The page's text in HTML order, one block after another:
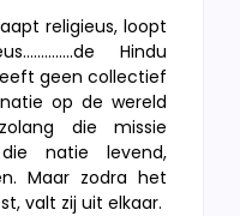
religieus, loopt
Hindu
geen collectief
op de wereld
die missie
natie levend,
Maar zodra het
valt zij uit elkaar.